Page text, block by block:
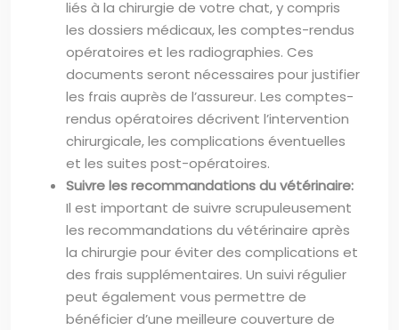
liés à la chirurgie de votre chat, y compris
les dossiers médicaux, les comptes-rendus
opératoires et les radiographies. Ces
documents seront nécessaires pour justifier
les frais auprès de l’assureur. Les comptes-
rendus opératoires décrivent l’intervention
chirurgicale, les complications éventuelles
et les suites post-opératoires.
Suivre les recommandations du vétérinaire:
Il est important de suivre scrupuleusement
les recommandations du vétérinaire après
la chirurgie pour éviter des complications et
des frais supplémentaires. Un suivi régulier
peut également vous permettre de
bénéficier d’une meilleure couverture de